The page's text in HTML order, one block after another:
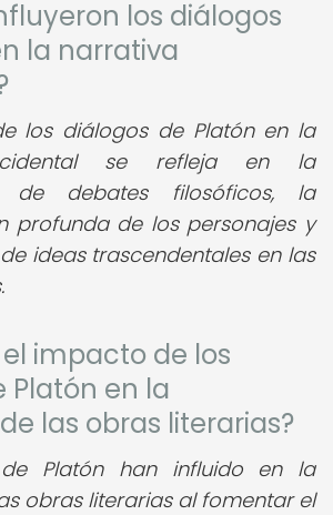
los diálogos
la narrativa
los diálogos de Platón en la
se refleja en la
de debates filosóficos, la
profunda de los personajes y
ideas trascendentales en las
el impacto de los
Platón en la
las obras literarias?
Platón han influido en la
obras literarias al fomentar el